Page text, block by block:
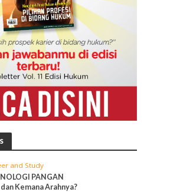
and Study
PANGAN
Kemana Arahnya?